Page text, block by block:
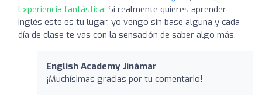
Experiencia fantástica: Si realmente quieres aprender
Inglés este es tu lugar, yo vengo sin base alguna y cada
día de clase te vas con la sensación de saber algo más.
English Academy Jinámar
¡Muchísimas gracias por tu comentario!